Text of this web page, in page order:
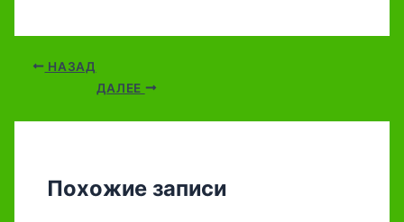
НАЗАД
ДАЛЕЕ
Похожие записи